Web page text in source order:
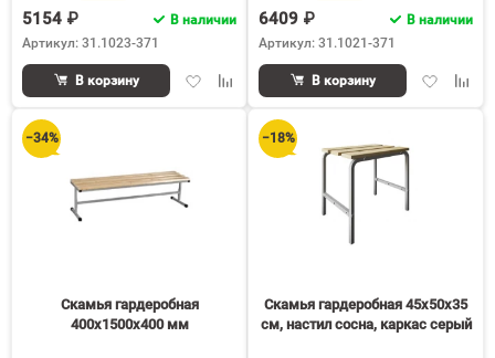
5154 ₽
В наличии
Артикул: 31.1023-371
ДобавитьДобавить
сравнению
В корзину
6409 ₽
В наличии
Артикул: 31.1021-371
Добавить
В корзину
−34%
Скамья гардеробная
400х1500х400 мм
−18%
Скамья гардеробная 45х50х35
см, настил сосна, каркас серый